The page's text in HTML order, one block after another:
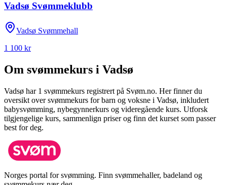
Vadsø Svømmeklubb
Vadsø Svømmehall
1 100 kr
Om svømmekurs i Vadsø
Vadsø har 1 svømmekurs registrert på Svøm.no. Her finner du
oversikt over svømmekurs for barn og voksne i Vadsø, inkludert
babysvømming, nybegynnerkurs og videregående kurs. Utforsk
tilgjengelige kurs, sammenlign priser og finn det kurset som passer
best for deg.
Norges portal for svømming. Finn svømmehaller, badeland og